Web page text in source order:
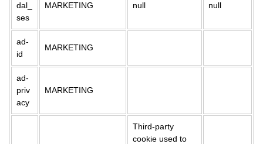
dal_
ses
MARKETING null null
ad-
id
MARKETING
ad-
priv
acy
MARKETING
Third-party
cookie used to